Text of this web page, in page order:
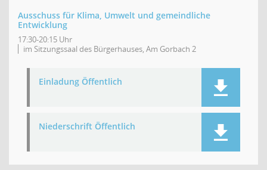
Ausschuss für Klima, Umwelt und gemeindliche
Entwicklung
17:30-20:15 Uhr
im Sitzungssaal des Bürgerhauses, Am Gorbach 2
Einladung Öffentlich
Niederschrift Öffentlich